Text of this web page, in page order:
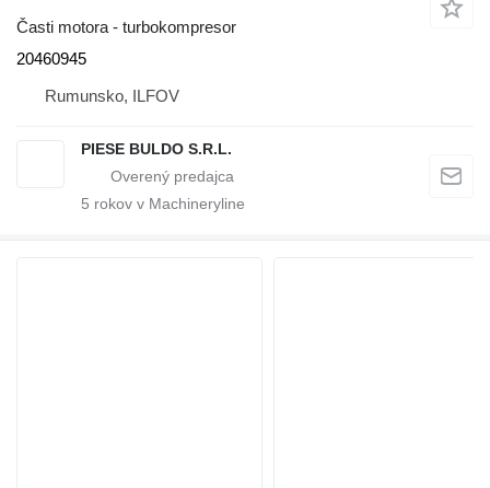
Časti motora - turbokompresor
20460945
Rumunsko, ILFOV
PIESE BULDO S.R.L.
5 rokov v Machineryline